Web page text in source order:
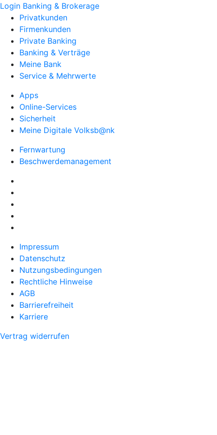
Login Banking & Brokerage
Privatkunden
Firmenkunden
Private Banking
Banking & Verträge
Meine Bank
Service & Mehrwerte
Apps
Online-Services
Sicherheit
Meine Digitale Volksb@nk
Fernwartung
Beschwerdemanagement
Impressum
Datenschutz
Nutzungsbedingungen
Rechtliche Hinweise
AGB
Barrierefreiheit
Karriere
Vertrag widerrufen